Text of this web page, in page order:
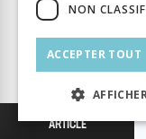
ARTICLE
Recherches sur
Jean Morel
Romantique
à M. Gustave Lanson
Une lettre inédite
NON
ACCEPTER TOUT